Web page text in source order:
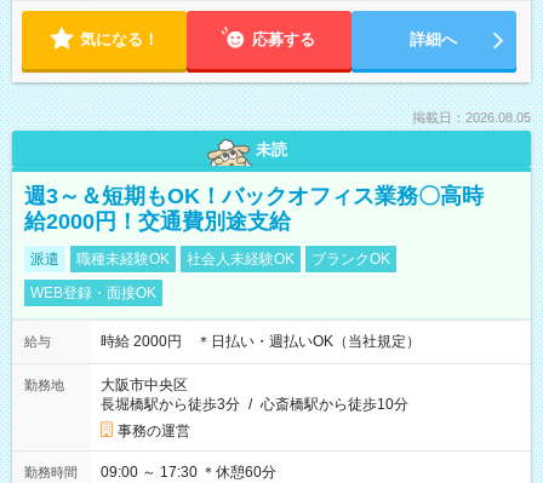
気になる！ 応募する 詳細へ
掲載日：2026.08.05
未読
週3～＆短期もOK！バックオフィス業務〇高時
給2000円！交通費別途支給
派遣 職種未経験OK 社会人未経験OK
ブランクOK
WEB登録・面接OK
給与 時給 2000円 ＊日払い・週払いOK（当社規定）
勤務地
大阪市中央区
長堀橋駅から徒歩3分 / 心斎橋駅から徒歩10分
事務の運営
勤務時間 09:00 ～ 17:30 ＊休憩60分